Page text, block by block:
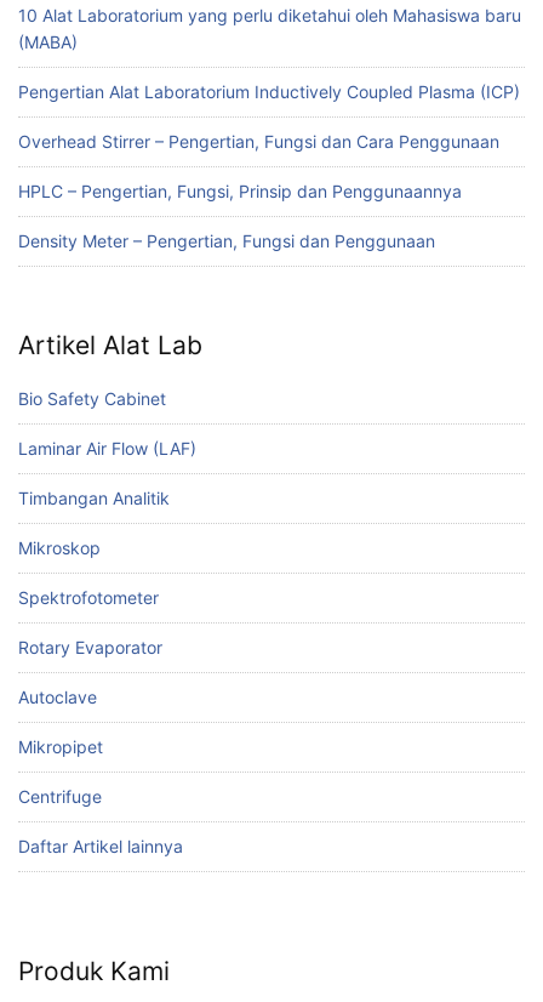
10 Alat Laboratorium yang perlu diketahui oleh Mahasiswa baru
(MABA)
Pengertian Alat Laboratorium Inductively Coupled Plasma (ICP)
Overhead Stirrer – Pengertian, Fungsi dan Cara Penggunaan
HPLC – Pengertian, Fungsi, Prinsip dan Penggunaannya
Density Meter – Pengertian, Fungsi dan Penggunaan
Artikel Alat Lab
Bio Safety Cabinet
Laminar Air Flow (LAF)
Timbangan Analitik
Mikroskop
Spektrofotometer
Rotary Evaporator
Autoclave
Mikropipet
Centrifuge
Daftar Artikel lainnya
Produk Kami